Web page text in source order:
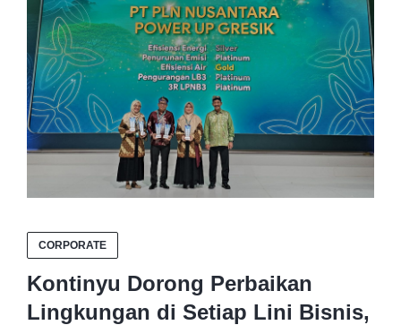
CORPORATE
Kontinyu Dorong Perbaikan
Lingkungan di Setiap Lini Bisnis,